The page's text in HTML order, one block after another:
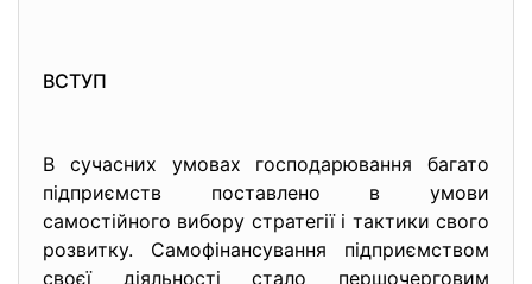
ВСТУП
В сучасних умовах господарювання багато
підприємств поставлено в умови
самостійного вибору стратегії і тактики свого
розвитку. Самофінансування підприємством
своєї діяльності стало першочерговим